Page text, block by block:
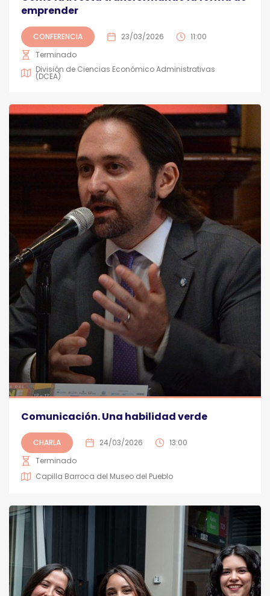
emprender
CONFERENCIA 23/03/2026
11:00
Terminado
División de Ciencias Económico Administrativas
(DCEA)
Comunicación. Una habilidad verde
CHARLA 24/03/2026
13:00
Terminado
Capilla Barroca del Museo del Pueblo